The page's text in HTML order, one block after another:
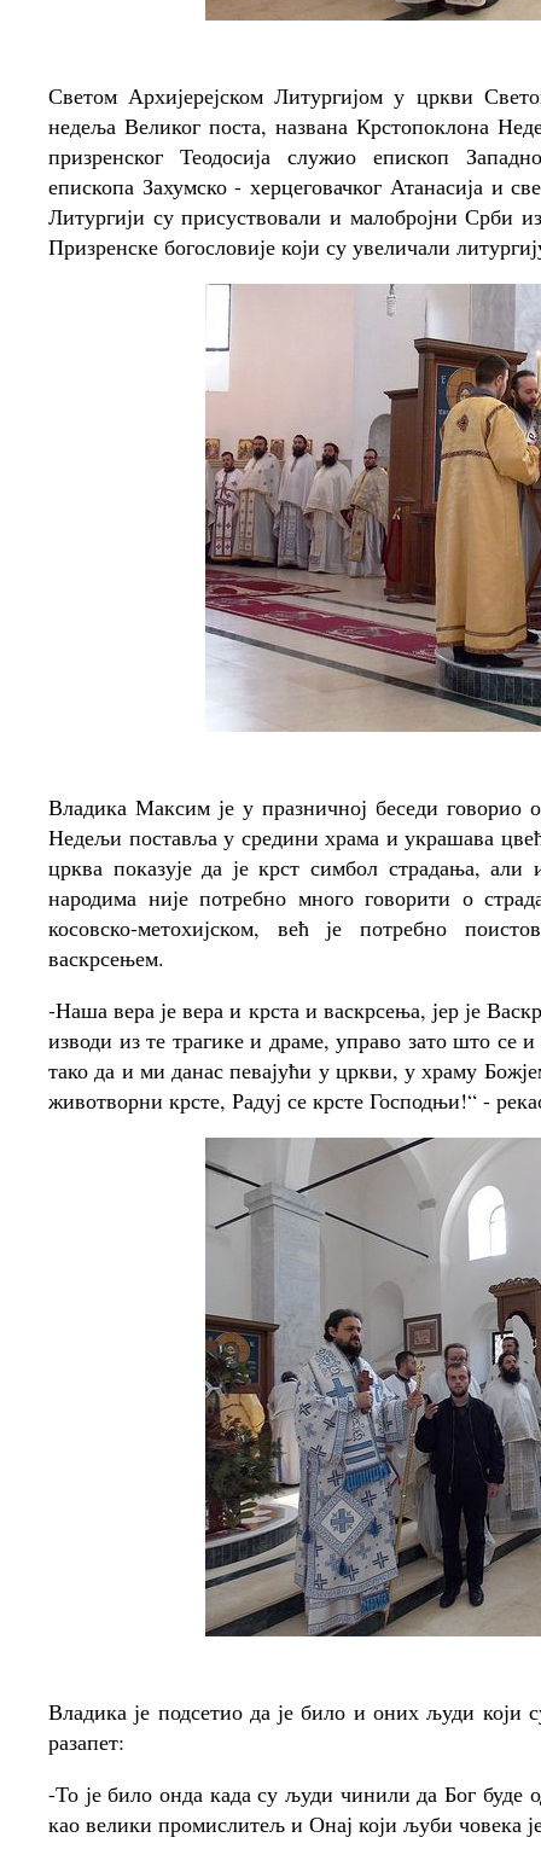
Светом Архијерејском Литургијом у цркви
недеља Великог поста, названа Крстопоклона
призренског Теодосија служио епископ
епископа Захумско - херцеговачког Атанасија и
Литургији су присуствовали и малобројни Срби
Призренске богословије који су увеличали
Владика Максим је у празничној беседи говорио
Недељи поставља у средини храма и украшава
црква показује да је крст симбол страдања,
народима није потребно много говорити о
косовско-метохијском, већ је потребно
васкрсењем.
-Наша вера је вера и крста и васкрсења, јер је
изводи из те трагике и драме, управо зато што се
тако да и ми данас певајући у цркви, у храму
животворни крсте, Радуј се крсте Господњи!“ -
Владика је подсетио да је било и оних људи који
разапет:
-То је било онда када су људи чинили да Бог
као велики промислитељ и Онај који љуби човека